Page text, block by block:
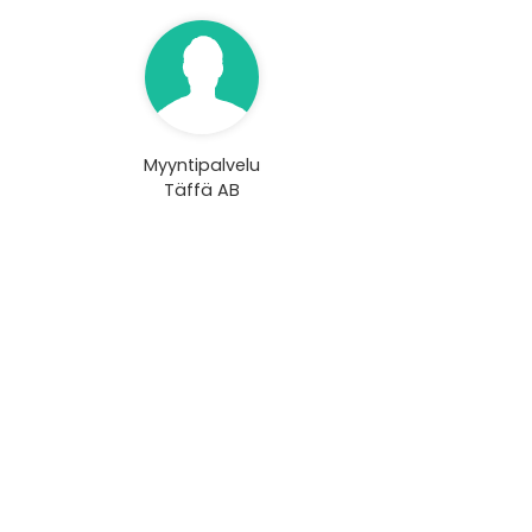
Myyntipalvelu
Täffä AB